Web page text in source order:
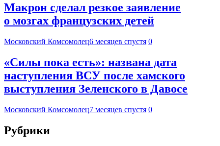
Макрон сделал резкое заявление
о мозгах французских детей
Московский Комсомолец6 месяцев спустя 0
«Силы пока есть»: названа дата
наступления ВСУ после хамского
выступления Зеленского в Давосе
Московский Комсомолец7 месяцев спустя 0
Рубрики